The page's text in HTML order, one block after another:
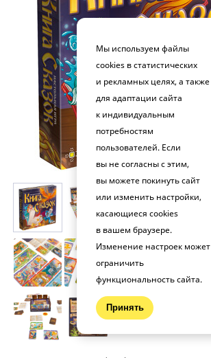
Мы используем файлы
cookies в статистических
и рекламных целях, а также
для адаптации сайта
к индивидуальным
потребностям
пользователей. Если
вы не согласны с этим,
вы можете покинуть сайт
или изменить настройки,
касающиеся cookies
в вашем браузере.
Изменение настроек может
ограничить
функциональность сайта.
Принять